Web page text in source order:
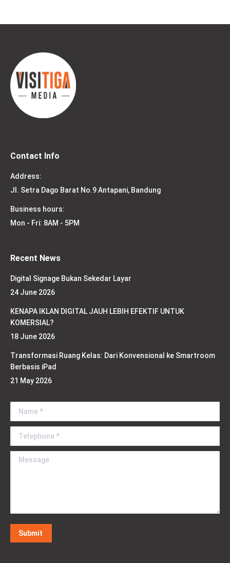
Contact Info
Address:
Jl. Setra Dago Barat No.9 Antapani, Bandung
Business hours:
Mon - Fri: 8AM - 5PM
Recent News
Digital Signage Bukan Sekedar Layar
24 June 2026
KENAPA IKLAN DIGITAL JAUH LEBIH EFEKTIF UNTUK
KOMERSIAL?
18 June 2026
Transformasi Ruang Kelas: Dari Konvensional ke Smartroom
Berbasis iPad
21 May 2026
Name *
Telephone *
Message
Submit